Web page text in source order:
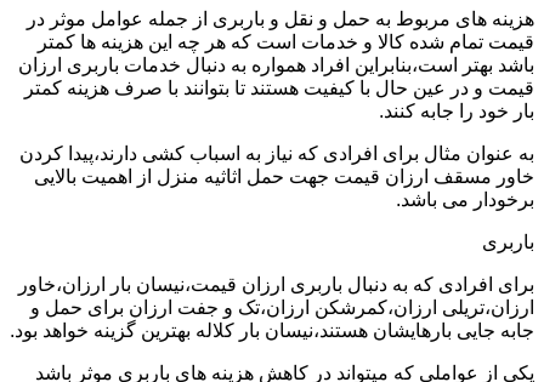
هزینه های مربوط به حمل و نقل و باربری از جمله عوامل موثر در
قیمت تمام شده کالا و خدمات است که هر چه این هزینه ها کمتر
باشد بهتر است،بنابراین افراد همواره به دنبال خدمات باربری ارزان
قیمت و در عین حال با کیفیت هستند تا بتوانند با صرف هزینه کمتر
بار خود را جابه کنند.
به عنوان مثال برای افرادی که نیاز به اسباب کشی دارند،پیدا کردن
خاور مسقف ارزان قیمت جهت حمل اثاثیه منزل از اهمیت بالایی
برخودار می باشد.
باربری
برای افرادی که به دنبال باربری ارزان قیمت،نیسان بار ارزان،خاور
ارزان،تریلی ارزان،کمرشکن ارزان،تک و جفت ارزان برای حمل و
جابه جایی بارهایشان هستند،نیسان بار کلاله بهترین گزینه خواهد بود.
یکی از عواملی که میتواند در کاهش هزینه های باربری موثر باشد